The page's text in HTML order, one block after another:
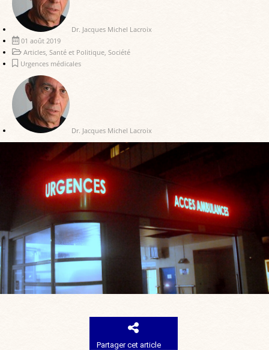
Dr. Jacques Michel Lacroix
01 août 2019
Articles, Santé et Politique, Société
Urgences médicales
Dr. Jacques Michel Lacroix
Partager cet article